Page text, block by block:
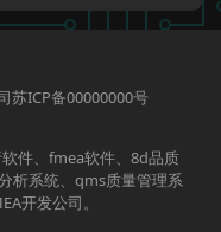
苏ICP备00000000号
件、fmea软件、8d品质
析系统、qms质量管理系
开发公司。